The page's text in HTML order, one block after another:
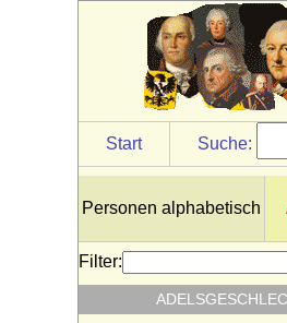
Start Suche:
Personen alphabetisch
Filter:
Jagow (Familie von
Jasmund (Herren von
Jeetze (Herren von
Kameke (Herren und
Kannacher (Herren von
Kapetinger (Les
Kardorff (Herren von
Karolinger
Karstedt (Herren von